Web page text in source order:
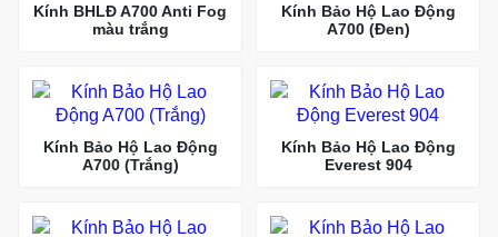
Kính BHLĐ A700 Anti Fog
màu trắng
Kính Bảo Hộ Lao Động
A700 (Đen)
Kính Bảo Hộ Lao Động
A700 (Trắng)
Kính Bảo Hộ Lao Động
Everest 904